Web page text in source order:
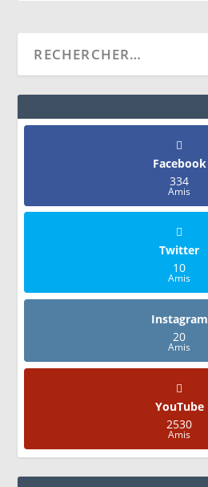
Facebook
334
Amis
Twitter
10
Amis
Instagram
20
Amis
YouTube
2530
Amis